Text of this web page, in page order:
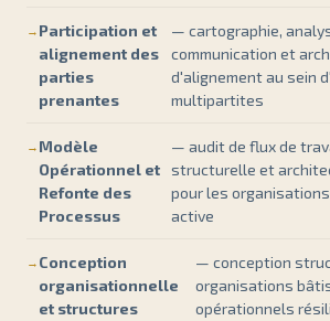
Participation et
alignement des
parties
prenantes
— cartographie,
communication et
d'alignement au sein
multipartites
Modèle
Opérationnel et
Refonte des
Processus
— audit de flux de
structurelle et
pour les
active
Conception
organisationnelle
et structures
— conception
organisations
opérationnels